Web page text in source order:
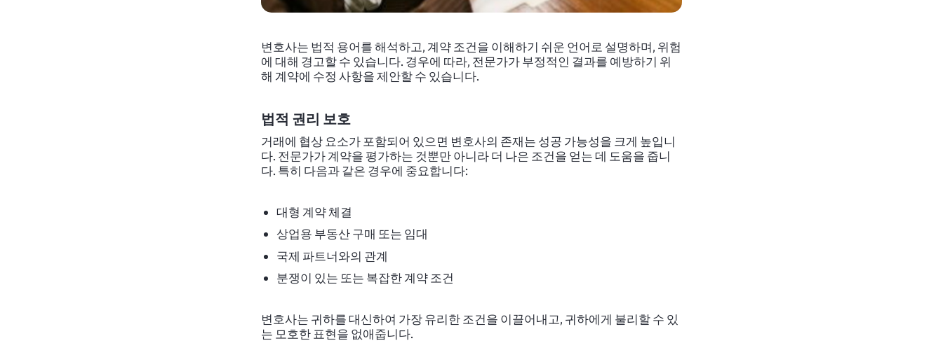
변호사는 법적 용어를 해석하고, 계약 조건을 이해하기 쉬운 언어로 설명하며, 위험
에 대해 경고할 수 있습니다. 경우에 따라, 전문가가 부정적인 결과를 예방하기 위
해 계약에 수정 사항을 제안할 수 있습니다.
법적 권리 보호
거래에 협상 요소가 포함되어 있으면 변호사의 존재는 성공 가능성을 크게 높입니
다. 전문가가 계약을 평가하는 것뿐만 아니라 더 나은 조건을 얻는 데 도움을 줍니
다. 특히 다음과 같은 경우에 중요합니다:
대형 계약 체결
상업용 부동산 구매 또는 임대
국제 파트너와의 관계
분쟁이 있는 또는 복잡한 계약 조건
변호사는 귀하를 대신하여 가장 유리한 조건을 이끌어내고, 귀하에게 불리할 수 있
는 모호한 표현을 없애줍니다.